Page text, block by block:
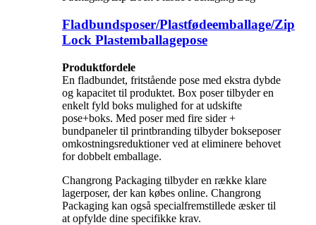
Fladbundsposer/Plastfødeemballage/Zip
Lock Plastemballagepose
Produktfordele
En fladbundet, fritstående pose med ekstra dybde
og kapacitet til produktet. Box poser tilbyder en
enkelt fyld boks mulighed for at udskifte
pose+boks. Med poser med fire sider +
bundpaneler til printbranding tilbyder bokseposer
omkostningsreduktioner ved at eliminere behovet
for dobbelt emballage.
Changrong Packaging tilbyder en række klare
lagerposer, der kan købes online. Changrong
Packaging kan også specialfremstillede æsker til
at opfylde dine specifikke krav.